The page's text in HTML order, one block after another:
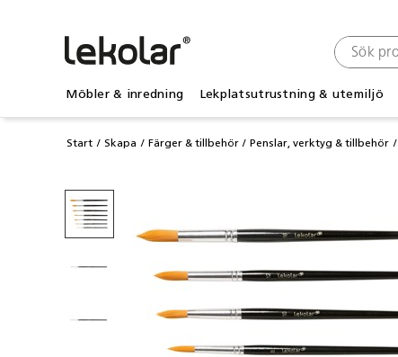
Möbler & inredning Lekplatsutrustning & utemiljö
Start Skapa Färger & tillbehör Penslar, verktyg & tillbehör